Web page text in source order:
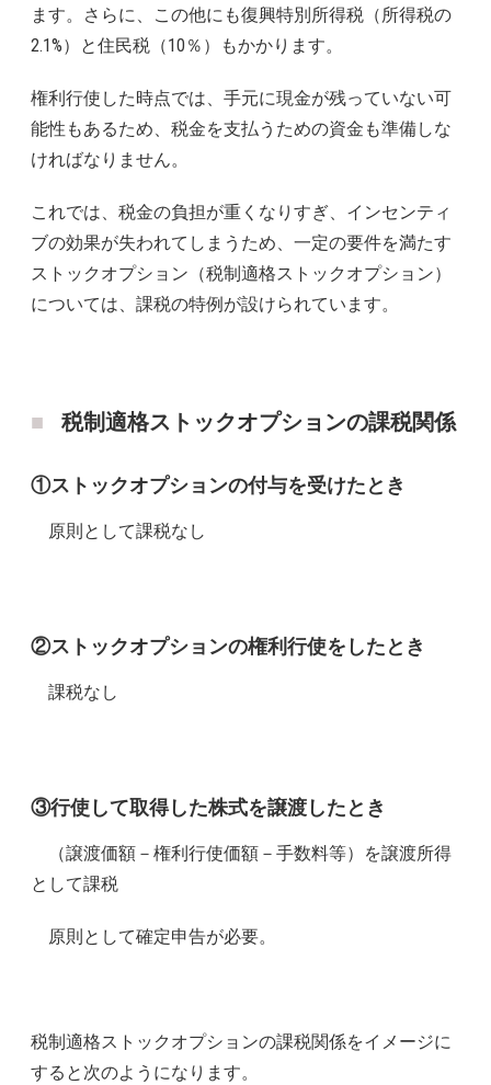
ます。さらに、この他にも復興特別所得税（所得税の
2.1%）と住民税（10％）もかかります。
権利行使した時点では、手元に現金が残っていない可
能性もあるため、税金を支払うための資金も準備しな
ければなりません。
これでは、税金の負担が重くなりすぎ、インセンティ
ブの効果が失われてしまうため、一定の要件を満たす
ストックオプション（税制適格ストックオプション）
については、課税の特例が設けられています。
税制適格ストックオプションの課税関係
①ストックオプションの付与を受けたとき
原則として課税なし
②ストックオプションの権利行使をしたとき
課税なし
③行使して取得した株式を譲渡したとき
（譲渡価額－権利行使価額－手数料等）を譲渡所得
として課税
原則として確定申告が必要。
税制適格ストックオプションの課税関係をイメージに
すると次のようになります。